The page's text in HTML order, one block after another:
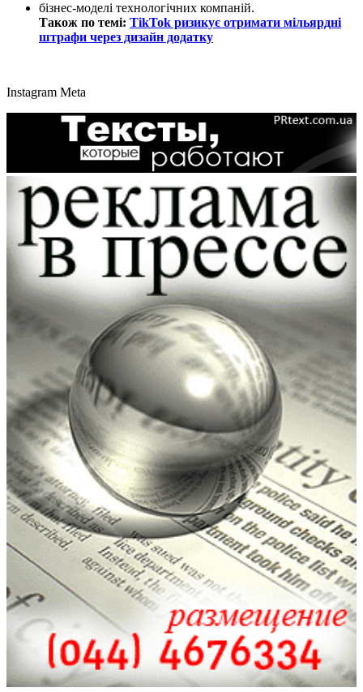
бізнес-моделі технологічних компаній.
Також по темі: TikTok ризикує отримати мільярдні
штрафи через дизайн додатку
Instagram Meta